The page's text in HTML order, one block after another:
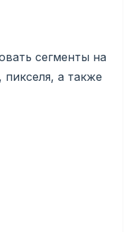
сегменты на
а также